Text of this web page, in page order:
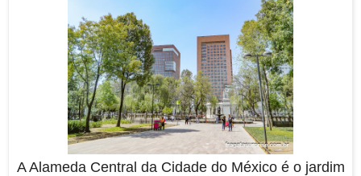
A Alameda Central da Cidade do México é o jardim